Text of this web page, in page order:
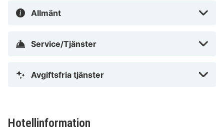
Allmänt
Service/Tjänster
Avgiftsfria tjänster
Hotellinformation